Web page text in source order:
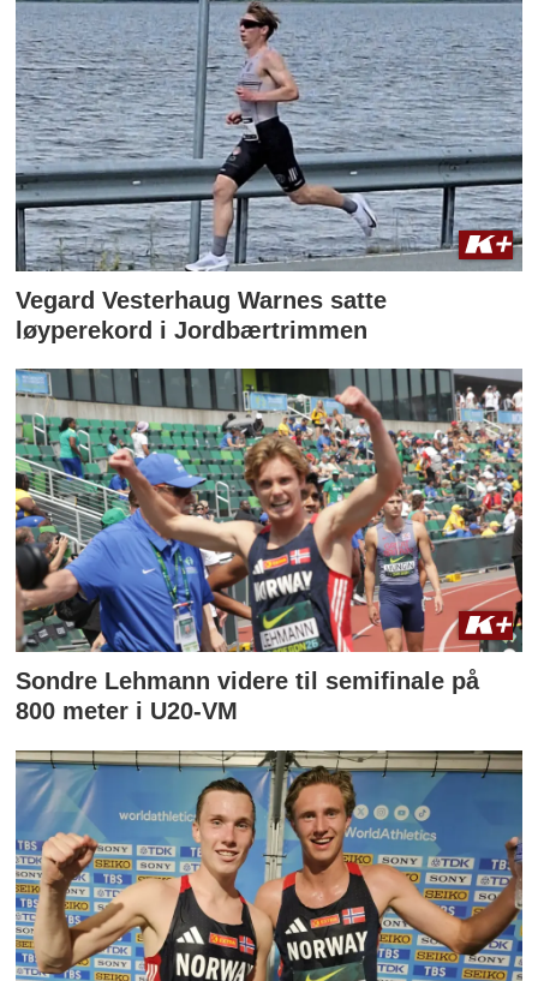
Vegard Vesterhaug Warnes satte
løyperekord i Jordbærtrimmen
Sondre Lehmann videre til semifinale på
800 meter i U20-VM